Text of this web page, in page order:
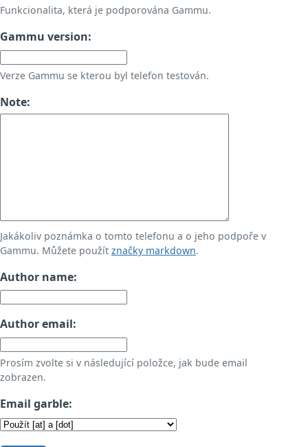
Funkcionalita, která je podporována Gammu.
Gammu version:
Verze Gammu se kterou byl telefon testován.
Note:
Jakákoliv poznámka o tomto telefonu a o jeho podpoře v
Gammu. Můžete použít značky markdown.
Author name:
Author email:
Prosím zvolte si v následující položce, jak bude email
zobrazen.
Email garble: